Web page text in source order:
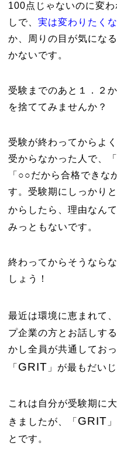
100点じゃないのに変
しで、 実は変わりたく
か、周りの目が気にな
かないです。
受験までのあと１．２
を捨ててみませんか？
受験が終わってからよ
受からなかった人で、
「○○だから合格できな
す。受験期にしっかり
からしたら、理由なんて
みっともないです。
終わってからそうなら
しょう！
最近は環境に恵まれて、
プ企業の方とお話しす
かし全員が共通してお
「 GRIT 」が最もだい
これは自分が受験期に
きましたが、「 GRIT
とです。